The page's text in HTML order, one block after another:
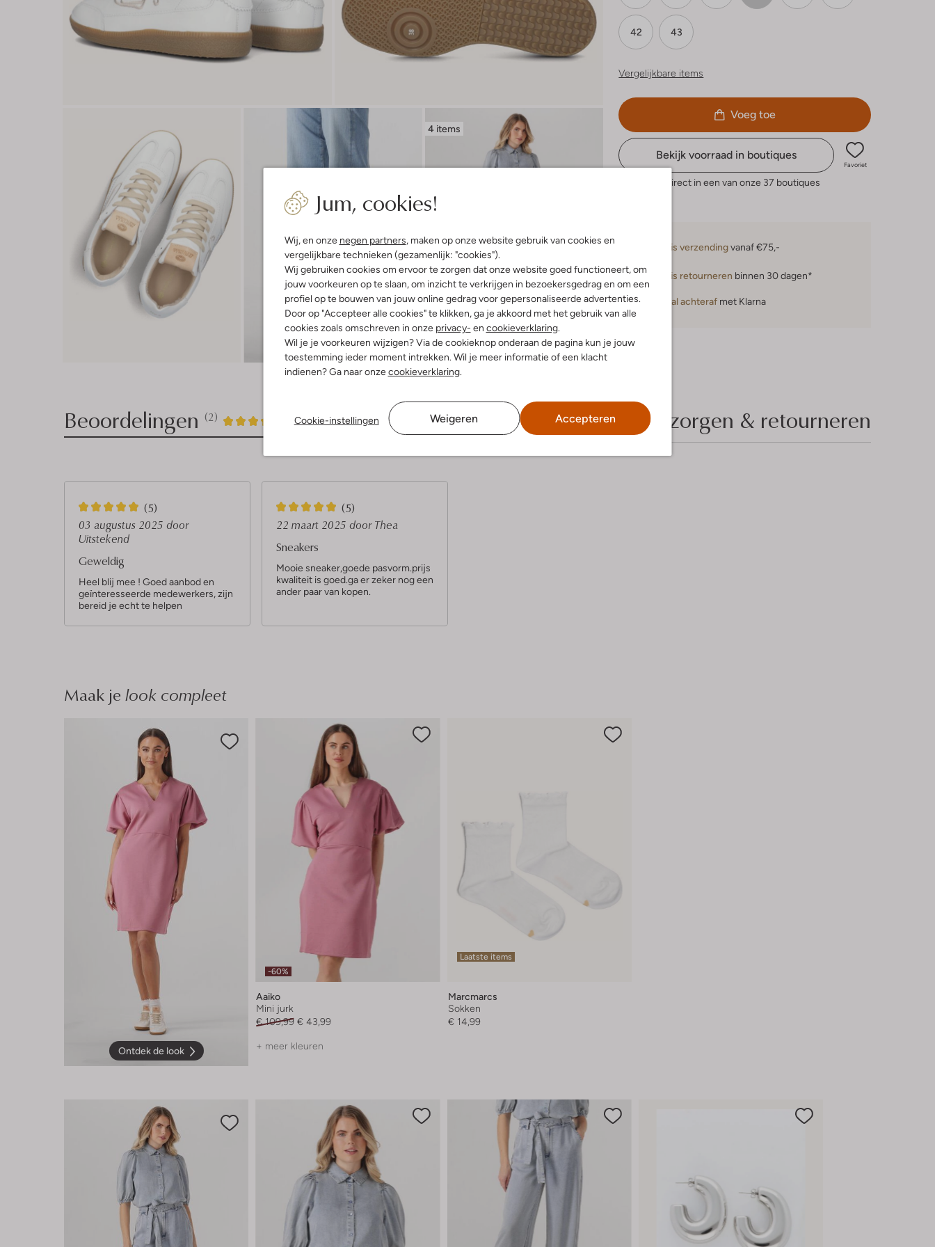
Jum, cookies!
Wij, en onze negen partners, maken op onze website gebruik van cookies en
vergelijkbare technieken (gezamenlijk: "cookies").
Wij gebruiken cookies om ervoor te zorgen dat onze website goed functioneert, om
jouw voorkeuren op te slaan, om inzicht te verkrijgen in bezoekersgedrag en om een
profiel op te bouwen van jouw online gedrag voor gepersonaliseerde advertenties.
Door op "Accepteer alle cookies" te klikken, ga je akkoord met het gebruik van alle
cookies zoals omschreven in onze privacy- en cookieverklaring.
Wil je je voorkeuren wijzigen? Via de cookieknop onderaan de pagina kun je jouw
toestemming ieder moment intrekken. Wil je meer informatie of een klacht
indienen? Ga naar onzecookieverklaring.
Cookie-instellingen Weigeren Accepteren
4 items
Ontdek de look
42 43
Vergelijkbare items
Voeg toe
Bekijk voorraad in boutiques
Favoriet
Reserveer direct in een van onze 37 boutiques
Gratis verzendingvanaf €75,-
Gratis retourneren binnen 30 dagen*
Betaal achteraf met Klarna
Product informatie
Beoordelingen (2) 5/5
2
5
Bezorgen & retourneren
5
S
t
e
r
r
(5)
03 augustus 2025 door
Uitstekend
Geweldig
Heel blij mee ! Goed aanbod en
geïnteresseerde medewerkers, zijn
bereid je echt te helpen
5
S
t
e
r
(5)
22 maart 2025 door Thea
Sneakers
Mooie sneaker,goede pasvorm.prijs
kwaliteit is goed.ga er zeker nog een
ander paar van kopen.
Maak je look compleet
Ontdek de look
-60%
Aaiko
Mini jurk
€ 109,99 € 43,99
+ meer kleuren
Laatste items
Marcmarcs
Sokken
€ 14,99